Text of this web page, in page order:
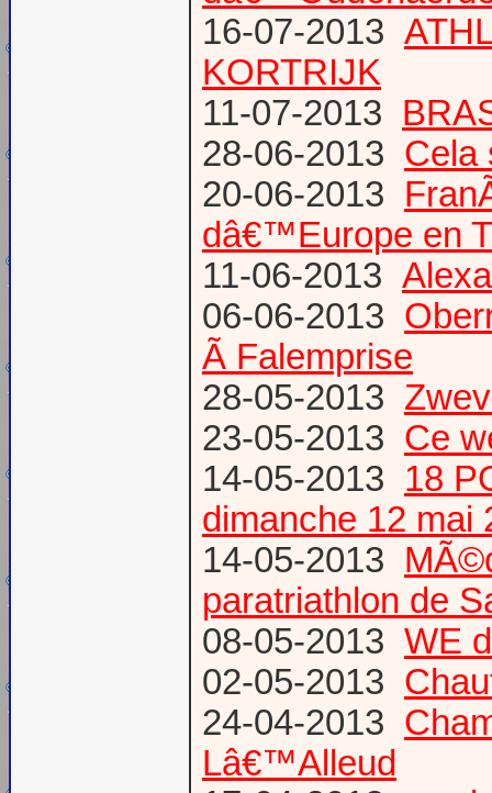
16-07-2013
KORTRIJK
11-07-2013
28-06-2013 Cela
20-06-2013
dâ€™Europe en
11-06-2013
06-06-2013
Ã Falemprise
28-05-2013
23-05-2013 Ce
14-05-2013 18
dimanche 12 mai
14-05-2013
paratriathlon de
08-05-2013 WE
02-05-2013
24-04-2013
Lâ€™Alleud